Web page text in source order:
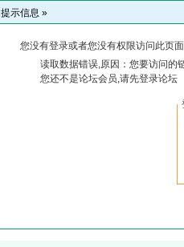
提示信息 »
您没有登录或者您没有权限访问此页
读取数据错误,原因：您要访问的
您还不是论坛会员,请先登录论坛